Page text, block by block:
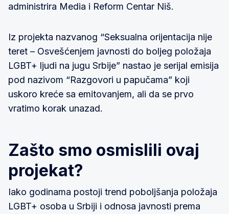
administrira Media i Reform Centar Niš.
Iz projekta nazvanog “Seksualna orijentacija nije
teret – Osvešćenjem javnosti do boljeg položaja
LGBT+ ljudi na jugu Srbije” nastao je serijal emisija
pod nazivom “Razgovori u papučama” koji
uskoro kreće sa emitovanjem, ali da se prvo
vratimo korak unazad.
Zašto smo osmislili ovaj
projekat?
Iako godinama postoji trend poboljšanja položaja
LGBT+ osoba u Srbiji i odnosa javnosti prema